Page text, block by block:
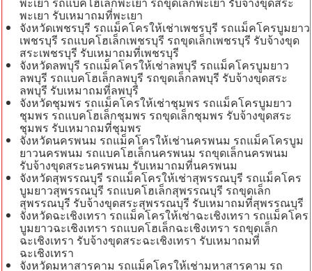
พะเยา รับเหมาถมที่พะเยา
จังหวัดเพชรบุรี รถแม็คโครให้เช่าเพชรบุรี รถแม็คโครบูมยาว
เพชรบุรี รถแบคโฮเล็กเพชรบุรี รถขุดเล็กเพชรบุรี รับจ้างขุด
สระเพชรบุรี รับเหมาถมที่เพชรบุรี
จังหวัดลพบุรี รถแม็คโครให้เช่าลพบุรี รถแม็คโครบูมยาว
ลพบุรี รถแบคโฮเล็กลพบุรี รถขุดเล็กลพบุรี รับจ้างขุดสระ
ลพบุรี รับเหมาถมที่ลพบุรี
จังหวัดชุมพร รถแม็คโครให้เช่าชุมพร รถแม็คโครบูมยาว
ชุมพร รถแบคโฮเล็กชุมพร รถขุดเล็กชุมพร รับจ้างขุดสระ
ชุมพร รับเหมาถมที่ชุมพร
จังหวัดนครพนม รถแม็คโครให้เช่านครพนม รถแม็คโครบูม
ยาวนครพนม รถแบคโฮเล็กนครพนม รถขุดเล็กนครพนม
รับจ้างขุดสระนครพนม รับเหมาถมที่นครพนม
จังหวัดสุพรรณบุรี รถแม็คโครให้เช่าสุพรรณบุรี รถแม็คโคร
บูมยาวสุพรรณบุรี รถแบคโฮเล็กสุพรรณบุรี รถขุดเล็ก
สุพรรณบุรี รับจ้างขุดสระสุพรรณบุรี รับเหมาถมที่สุพรรณบุรี
จังหวัดฉะเชิงเทรา รถแม็คโครให้เช่าฉะเชิงเทรา รถแม็คโคร
บูมยาวฉะเชิงเทรา รถแบคโฮเล็กฉะเชิงเทรา รถขุดเล็ก
ฉะเชิงเทรา รับจ้างขุดสระฉะเชิงเทรา รับเหมาถมที่
ฉะเชิงเทรา
จังหวัดมหาสารคาม รถแม็คโครให้เช่ามหาสารคาม รถ